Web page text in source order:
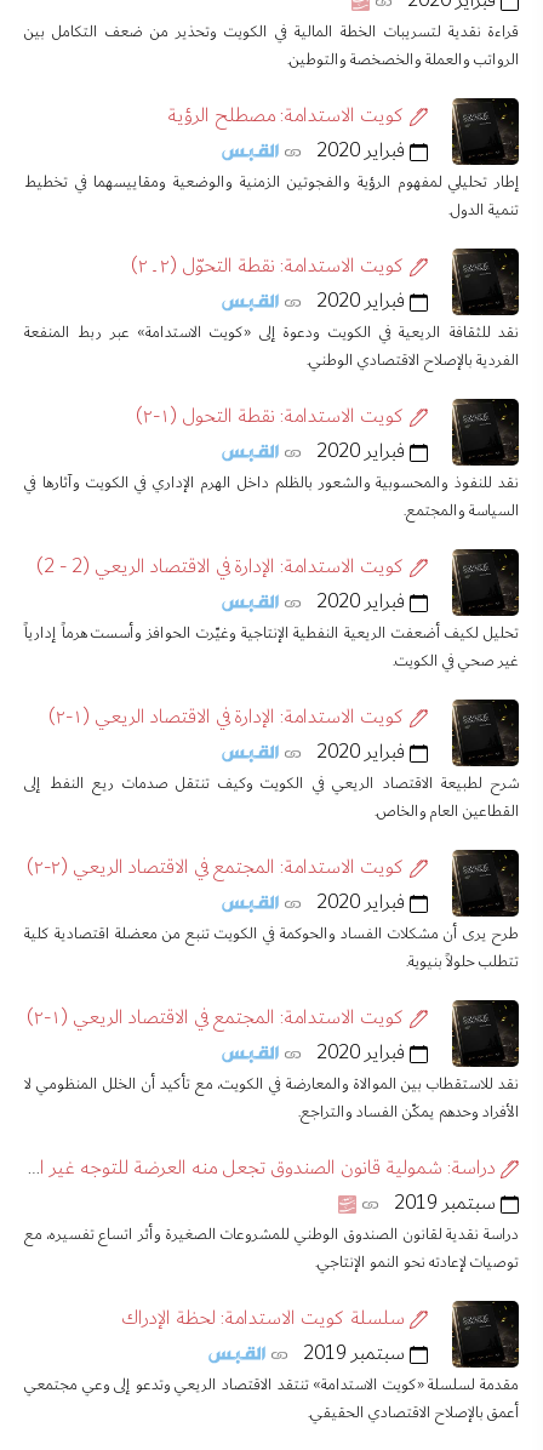
قراءة نقدية لتسريبات الخطة المالية في الكويت وتحذير من ضعف التكامل بين
الرواتب والعملة والخصخصة والتوطين.
كويت الاستدامة: مصطلح الرؤية
فبراير 2020
إطار تحليلي لمفهوم الرؤية والفجوتين الزمنية والوضعية ومقاييسهما في تخطيط
تنمية الدول.
كويت الاستدامة: نقطة التحوّل (٢ ــ ٢)
فبراير 2020
نقد للثقافة الريعية في الكويت ودعوة إلى «كويت الاستدامة» عبر ربط المنفعة
الفردية بالإصلاح الاقتصادي الوطني.
كويت الاستدامة: نقطة التحول (١-٢)
فبراير 2020
نقد للنفوذ والمحسوبية والشعور بالظلم داخل الهرم الإداري في الكويت وآثارها في
السياسة والمجتمع.
كويت الاستدامة: الإدارة في الاقتصاد الريعي (2 - 2)
فبراير 2020
تحليل لكيف أضعفت الريعية النفطية الإنتاجية وغيّرت الحوافز وأسست هرماً إدارياً
غير صحي في الكويت.
كويت الاستدامة: الإدارة في الاقتصاد الريعي (١-٢)
فبراير 2020
شرح لطبيعة الاقتصاد الريعي في الكويت وكيف تنتقل صدمات ريع النفط إلى
القطاعين العام والخاص.
كويت الاستدامة: المجتمع في الاقتصاد الريعي (٢-٢)
فبراير 2020
طرح يرى أن مشكلات الفساد والحوكمة في الكويت تنبع من معضلة اقتصادية كلية
تتطلب حلولاً بنيوية.
كويت الاستدامة: المجتمع في الاقتصاد الريعي (١-٢)
فبراير 2020
نقد للاستقطاب بين الموالاة والمعارضة في الكويت، مع تأكيد أن الخلل المنظومي لا
الأفراد وحدهم يمكّن الفساد والتراجع.
دراسة: شمولية قانون الصندوق تجعل منه العرضة للتوجه غير الصحي اقتصاديا
سبتمبر 2019
دراسة نقدية لقانون الصندوق الوطني للمشروعات الصغيرة وأثر اتساع تفسيره، مع
توصيات لإعادته نحو النمو الإنتاجي.
سلسلة كويت الاستدامة: لحظة الإدراك
سبتمبر 2019
مقدمة لسلسلة «كويت الاستدامة» تنتقد الاقتصاد الريعي وتدعو إلى وعي مجتمعي
أعمق بالإصلاح الاقتصادي الحقيقي.